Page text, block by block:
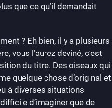
que ce qu’il demandait
? Eh bien, il y a plusieurs
vous l’aurez deviné, c’est
du titre. Des oiseaux qui
quelque chose d’original et
à diverses situations
d’imaginer que de